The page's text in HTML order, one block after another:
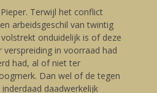
Terwijl het conflict
arbeidsgeschil van twintig
onduidelijk is of deze
in voorraad had
had, al of niet ter
Dan wel of de tegen
daadwerkelijk